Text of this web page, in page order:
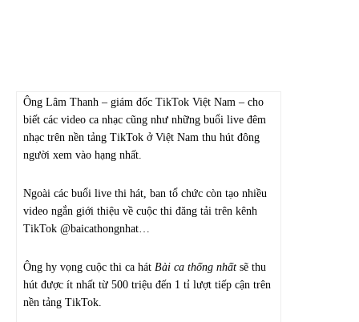
Ông Lâm Thanh – giám đốc TikTok Việt Nam – cho
biết các video ca nhạc cũng như những buổi live đêm
nhạc trên nền tảng TikTok ở Việt Nam thu hút đông
người xem vào hạng nhất.
Ngoài các buổi live thi hát, ban tổ chức còn tạo nhiều
video ngắn giới thiệu về cuộc thi đăng tải trên kênh
TikTok @baicathongnhat…
Ông hy vọng cuộc thi ca hát Bài ca thống nhất sẽ thu
hút được ít nhất từ 500 triệu đến 1 tỉ lượt tiếp cận trên
nền tảng TikTok.